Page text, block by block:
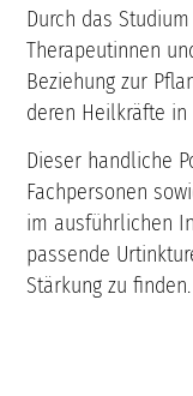
Durch das
Therapeutinnen
Beziehung zur
deren Heilkräfte
Dieser handliche
Fachpersonen
im ausführlichen
passende
Stärkung zu finden.